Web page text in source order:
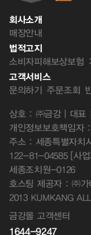
회사소개
매장안내
법적고지
소비자피해보상보험
고객서비스
문의하기 주문조회
상호 : ㈜금강 | 대표
개인정보보호책임자
주소 : 세종특별자치
122-81-04585 [사
세종조치원-0126
호스팅 제공자 : ㈜가
2013 KUMKANG
금강몰 고객센터
1644-9247